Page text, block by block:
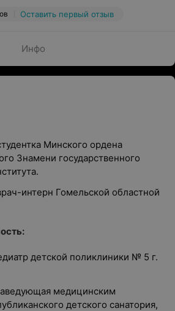
Оставить первый отзыв
Инфо
Минского ордена
Знамени государственного
интерн Гомельской областной
детской поликлиники № 5 г.
медицинским
детского санатория,